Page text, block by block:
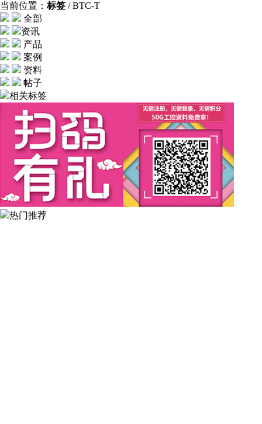
当前位置： 标签 / BTC-T
全部
资讯
产品
案例
资料
帖子
相关标签
热门推荐